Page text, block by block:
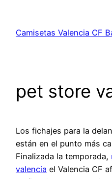
contenido
Camisetas Valencia CF
pet store
Los fichajes para la
están en el punto más
Finalizada la temporada,
valencia el Valencia CF